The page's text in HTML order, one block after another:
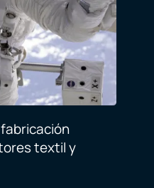
textil y